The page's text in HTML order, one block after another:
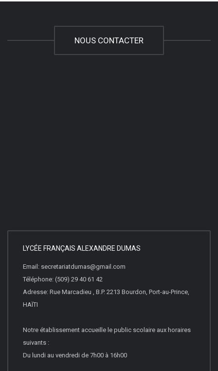
NOUS CONTACTER
LYCÉE FRANÇAIS ALEXANDRE DUMAS
Email: secretariatdumas@gmail.com
Téléphone: (509) 29 40 61 42
Adresse: Rue Marcadieu , B.P. 2213 Bourdon, Port-au-Prince,
HAÏTI
Notre établissement accueille le public scolaire aux horaires
suivants :
Du lundi au vendredi de 7h00 à 16h00